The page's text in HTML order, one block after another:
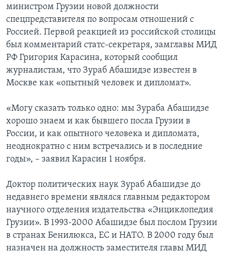
министром Грузии новой должности
спецпредставителя по вопросам отношений с
Россией. Первой реакцией из российской столицы
был комментарий статс-секретаря, замглавы МИД
РФ Григория Карасина, который сообщил
журналистам, что Зураб Абашидзе известен в
Москве как «опытный человек и дипломат».
«Могу сказать только одно: мы Зураба Абашидзе
хорошо знаем и как бывшего посла Грузии в
России, и как опытного человека и дипломата,
неоднократно с ним встречались и в последние
годы», – заявил Карасин 1 ноября.
Доктор политических наук Зураб Абашидзе до
недавнего времени являлся главным редактором
научного отделения издательства «Энциклопедия
Грузии». В 1993-2000 Абашидзе был послом Грузии
в странах Бенилюкса, ЕС и НАТО. В 2000 году был
назначен на должность заместителя главы МИД